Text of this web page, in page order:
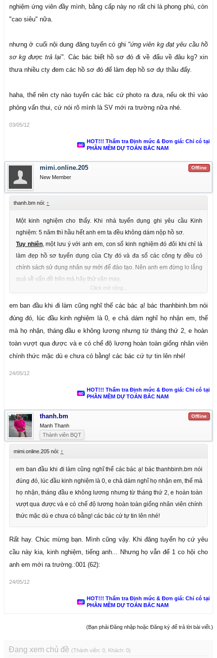
nghiệm ứng viên đầy mình, bằng cấp này nọ rất chi là phong phú, còn
"cao siêu" nữa.
nhưng ở cuối nội dung đăng tuyển có ghi "ứng viên kg đạt yêu cầu hồ
sơ kg được trả lại". Các bác biết hồ sơ đó đi về đẩu về đâu kg? xin
thưa nhiều cty đem các hồ sơ đó để làm đẹp hồ sơ dự thầu đấy.
haha, thế nên cty nào tuyển các bác cứ photo ra đưa, nếu ok thì vào
phỏng vấn thui, cứ nói rõ mình là SV mới ra trường nữa nhé.
03/05/12
HOT!!! Thẩm tra Định mức & Đơn giá: Chỉ có tại
PHẦN MỀM DỰ TOÁN BẮC NAM
Offline
mimi.online.205
New Member
thanh.bm nói: ↑
Một kinh nghiệm cho thấy. Khi nhà tuyển dụng ghi yêu cầu Kinh
nghiệm: 5 năm thì hầu hết anh em ta đều không dám nộp hồ sơ.
Tuy nhiên, một lưu ý với anh em, con số kinh nghiệm đó đôi khi chỉ là
làm đẹp hồ sơ tuyển dụng của Cty đó và đa số các công ty đều có
chính sách sử dụng nhân sự mới để đào tạo. Nên anh em đừng lo lắng
quá về vấn đề trên mà hãy thử vận may.
P/S: Khi mới ra trường tôi và mấy đồng chí cùng lớp đi xin việc, lúc đó
các công ty đều yêu cầu tối thiểu 3 năm kinh nghiệm, nhưng chúng tôi
gọi điện tới Nhà tuyển dụng và nói rõ Thông tin mình mới ra trường và
dụng và lọc rất nhiều. Kết quả: Chúng tôi được đánh giá là đạt yêu
cầu. Vượt qua hàng chục hồ sơ khác, mặc dù họ đã đạt 3 năm kinh
nghiệm hoặc hơn. Bởi vì: Bạn có đủ tự tin và cho thấy bạn có năng lực,
Trên đây là ý kiến riêng./:001 (64):
Click mở rộng...
em ban đầu khi đi làm cũng nghĩ thế các bác ạ! bác thanhbinh.bm nói
đúng đó, lúc đầu kinh nghiệm là 0, e chả dám nghĩ họ nhận em, thế
mà họ nhận, tháng đầu e không lương nhưng từ tháng thứ 2, e hoàn
toàn vượt qua được và e có chế độ lương hoàn toàn giống nhân viên
chính thức mặc dù e chưa có bằng! các bác cứ tự tin lên nhé!
24/05/12
HOT!!! Thẩm tra Định mức & Đơn giá: Chỉ có tại
PHẦN MỀM DỰ TOÁN BẮC NAM
Offline
thanh.bm
Manh Thanh
Thành viên BQT
mimi.online.205 nói: ↑
em ban đầu khi đi làm cũng nghĩ thế các bác ạ! bác thanhbinh.bm nói
đúng đó, lúc đầu kinh nghiệm là 0, e chả dám nghĩ họ nhận em, thế mà
họ nhận, tháng đầu e không lương nhưng từ tháng thứ 2, e hoàn toàn
vượt qua được và e có chế độ lương hoàn toàn giống nhân viên chính
thức mặc dù e chưa có bằng! các bác cứ tự tin lên nhé!
Rất hay. Chúc mừng bạn. Mình cũng vậy. Khi đăng tuyển họ cứ yêu
cầu này kia, kinh nghiệm, tiếng anh... Nhưng họ vẫn để 1 co hội cho
anh em mới ra trường.:001 (62):
24/05/12
HOT!!! Thẩm tra Định mức & Đơn giá: Chỉ có tại
PHẦN MỀM DỰ TOÁN BẮC NAM
(Bạn phải Đăng nhập hoặc Đăng ký để trả lời bài viết.)
Đang xem chủ đề (Thành viên: 0, Khách: 0)